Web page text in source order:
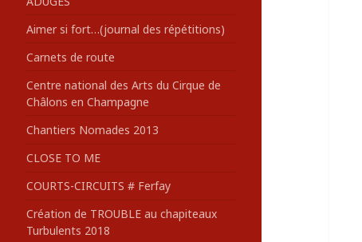
:Aimer si fort…(journal des répétitions)
Carnets de route
Centre national des Arts du Cirque de
Châlons en Champagne
Chantiers Nomades 2013
CLOSE TO ME
COURTS-CIRCUITS # Ferfay
Création de TROUBLE au chapiteaux
Turbulents 2018